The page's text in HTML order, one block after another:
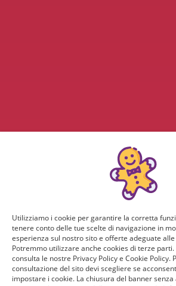
Utilizziamo i cookie per garantire la corretta
tenere conto delle tue scelte di navigazione in
esperienza sul nostro sito e offerte adeguate
Potremmo utilizzare anche cookies di terze
consulta le nostre Privacy Policy e Cookie Policy.
consultazione del sito devi scegliere se
impostare i cookie. La chiusura del banner